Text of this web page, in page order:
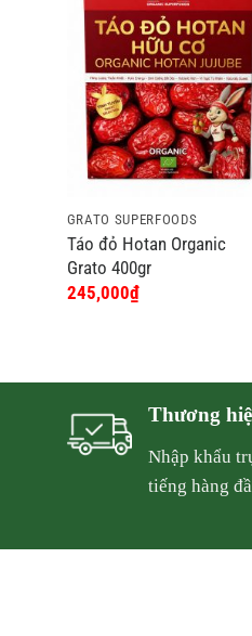
GRATO SUPERFOODS
Táo đỏ Hotan Organic
Grato 400gr
245,000₫
Thương
Nhập khẩu
tiếng hàng